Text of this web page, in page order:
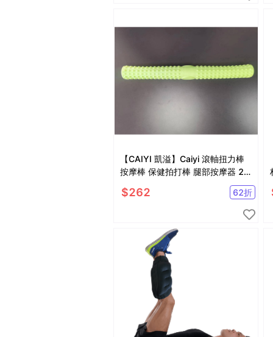
【CAIYI 凱溢】Caiyi 滾軸扭力棒
按摩棒 保健拍打棒 腿部按摩器 2
$262 62折